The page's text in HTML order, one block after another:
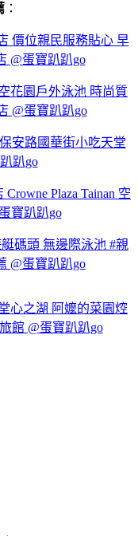
：
價位親民服務貼心 早
@蛋寶趴趴go
花園戶外泳池 時尚質
@蛋寶趴趴go
安路國華街小吃天堂
趴go
Plaza Tainan 空
寶趴趴go
碼頭 無邊際泳池 #親
@蛋寶趴趴go
心之湖 阿嬤的菜園焢
館 @蛋寶趴趴go